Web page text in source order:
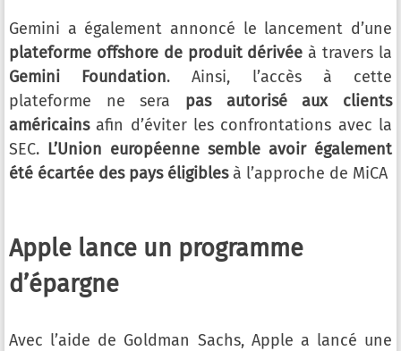
Gemini a également annoncé le lancement d’une
plateforme offshore de produit dérivée à travers la
Gemini Foundation. Ainsi, l’accès à cette
plateforme ne sera pas autorisé aux clients
américainsafin d’éviter les confrontations avec la
SEC. L’Union européenne semble avoir également
été écartée des pays éligiblesà l’approche de MiCA
Apple lance un programme
d’épargne
Avec l’aide de Goldman Sachs, Apple a lancé une